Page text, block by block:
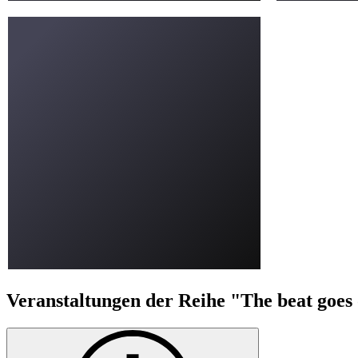
Veranstaltungen der Reihe "The beat